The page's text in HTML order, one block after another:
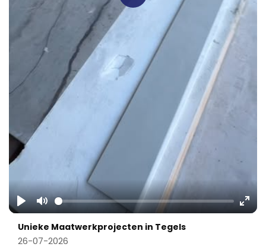
Play Mute
Play
Unieke Maatwerkprojecten in Tegels
26-07-2026